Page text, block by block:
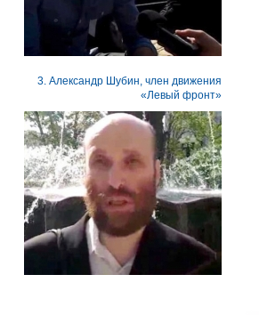
3. Александр Шубин, член движения
«Левый фронт»